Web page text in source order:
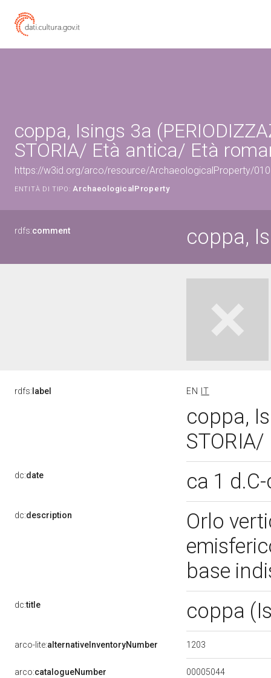
coppa, Isings 3a
STORIA/ Età antica/ Età
https://w3id.org/arco/resource/ArchaeologicalProperty/
ENTITÀ DI TIPO: ArchaeologicalProperty
rdfs:comment coppa,
rdfs: label EN IT
coppa,
dc:date ca 1
dc:description
Orlo
base
dc:title coppa
arco-lite:alternativeInventoryNumber 1203
arco:catalogueNumber 00005044